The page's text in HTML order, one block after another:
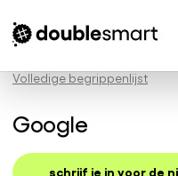
Volledige begrippenlijst
Google
schrijf je in voor de